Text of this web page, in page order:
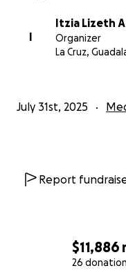
$11,886
26
I
Itzia Lizeth
Organizer
La Cruz,
July 31st, 2025
Report